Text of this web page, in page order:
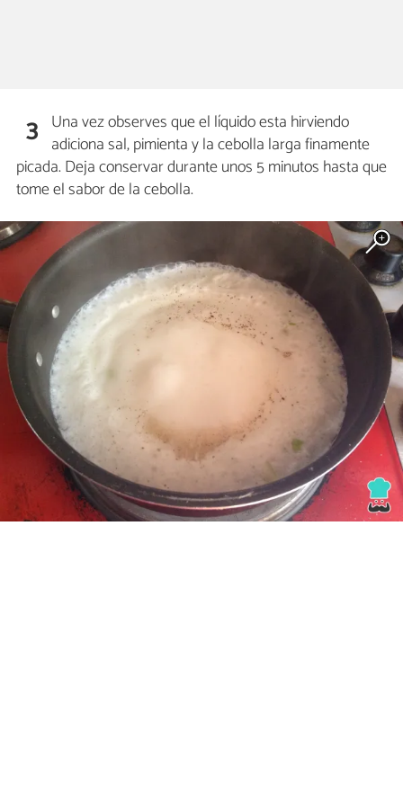
3 Una vez observes que el líquido esta hirviendo
adiciona sal, pimienta y la cebolla larga finamente
picada. Deja conservar durante unos 5 minutos hasta que
tome el sabor de la cebolla.